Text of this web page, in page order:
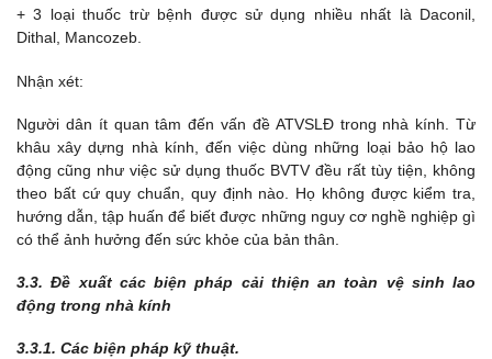
+ 3 loại thuốc trừ bệnh được sử dụng nhiều nhất là Daconil,
Dithal, Mancozeb.
Nhận xét:
Người dân ít quan tâm đến vấn đề ATVSLĐ trong nhà kính. Từ
khâu xây dựng nhà kính, đến việc dùng những loại bảo hộ lao
động cũng như việc sử dụng thuốc BVTV đều rất tùy tiện, không
theo bất cứ quy chuẩn, quy định nào. Họ không được kiểm tra,
hướng dẫn, tập huấn để biết được những nguy cơ nghề nghiệp gì
có thể ảnh hưởng đến sức khỏe của bản thân.
3.3. Đề xuất các biện pháp cải thiện an toàn vệ sinh lao
động trong nhà kính
3.3.1. Các biện pháp kỹ thuật.